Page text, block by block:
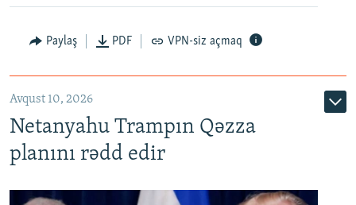
Paylaş PDF VPN-siz açmaq
Avqust 10, 2026
Netanyahu Trampın Qəzza
planını rədd edir